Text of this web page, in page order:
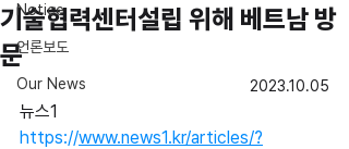
Notice
언론보도
Our News
기술협력센터설립 위해 베트남 방
문
2023.10.05
뉴스1
https://www.news1.kr/articles/?